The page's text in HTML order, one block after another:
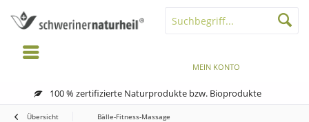
100 % zertifizierte Naturprodukte bzw. Bioprodukte
MEIN KONTO
Übersicht Bälle-Fitness-Massage